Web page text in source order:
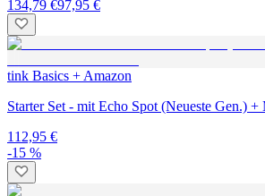
134,79 €97,95 €
tink Basics + Amazon
Starter Set - mit Echo Spot (Neueste Gen.)
112,95 €
-15 %